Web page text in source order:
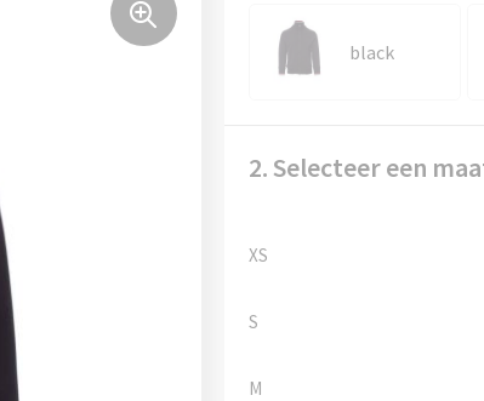
black
2. Selecteer een
XS
S
M